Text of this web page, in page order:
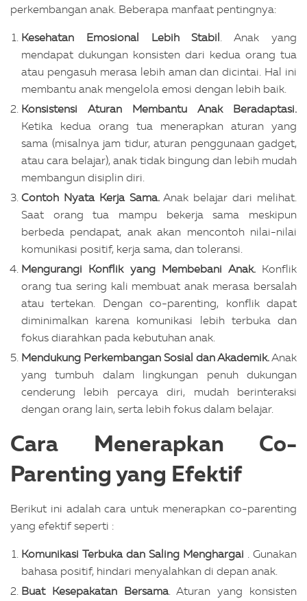
perkembangan anak. Beberapa manfaat pentingnya:
Kesehatan Emosional Lebih Stabil . Anak yang
mendapat dukungan konsisten dari kedua orang tua
atau pengasuh merasa lebih aman dan dicintai. Hal ini
membantu anak mengelola emosi dengan lebih baik.
Konsistensi Aturan Membantu Anak Beradaptasi.
Ketika kedua orang tua menerapkan aturan yang
sama (misalnya jam tidur, aturan penggunaan gadget,
atau cara belajar), anak tidak bingung dan lebih mudah
membangun disiplin diri.
Contoh Nyata Kerja Sama.Anak belajar dari melihat.
Saat orang tua mampu bekerja sama meskipun
berbeda pendapat, anak akan mencontoh nilai-nilai
komunikasi positif, kerja sama, dan toleransi.
Mengurangi Konflik yang Membebani Anak.Konflik
orang tua sering kali membuat anak merasa bersalah
atau tertekan. Dengan co-parenting, konflik dapat
diminimalkan karena komunikasi lebih terbuka dan
fokus diarahkan pada kebutuhan anak.
Mendukung Perkembangan Sosial dan Akademik.Anak
yang tumbuh dalam lingkungan penuh dukungan
cenderung lebih percaya diri, mudah berinteraksi
dengan orang lain, serta lebih fokus dalam belajar.
Cara Menerapkan Co-
Parenting yang Efektif
Berikut ini adalah cara untuk menerapkan co-parenting
yang efektif seperti :
Komunikasi Terbuka dan Saling Menghargai . Gunakan
bahasa positif, hindari menyalahkan di depan anak.
Buat Kesepakatan Bersama. Aturan yang konsisten